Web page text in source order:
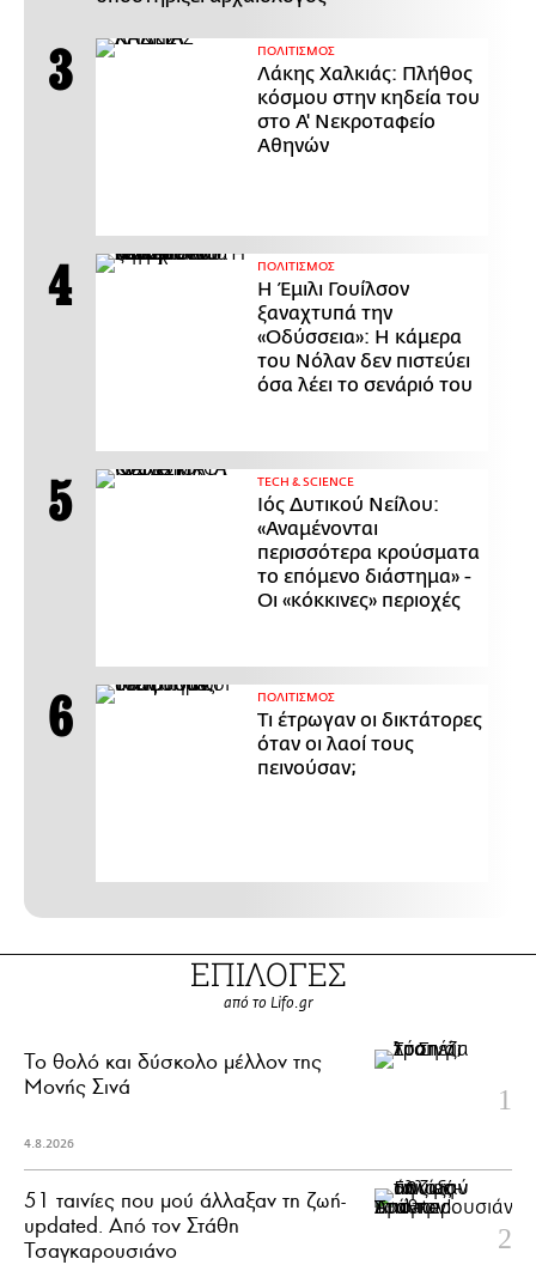
ΠΟΛΙΤΙΣΜΟΣ
Λάκης Χαλκιάς: Πλήθος
κόσμου στην κηδεία του
στο Α' Νεκροταφείο
Αθηνών
ΠΟΛΙΤΙΣΜΟΣ
Η Έμιλι Γουίλσον
ξαναχτυπά την
«Οδύσσεια»: Η κάμερα
του Νόλαν δεν πιστεύει
όσα λέει το σενάριό του
ΤECH & SCIENCE
Ιός Δυτικού Νείλου:
«Αναμένονται
περισσότερα κρούσματα
το επόμενο διάστημα» -
Οι «κόκκινες» περιοχές
ΠΟΛΙΤΙΣΜΟΣ
Τι έτρωγαν οι δικτάτορες
όταν οι λαοί τους
πεινούσαν;
ΕΠΙΛΟΓΕΣ
από το Lifo.gr
Το θολό και δύσκολο μέλλον της
Μονής Σινά
4.8.2026
51 ταινίες που μού άλλαξαν τη ζωή-
updated. Aπό τον Στάθη
Τσαγκαρουσιάνο